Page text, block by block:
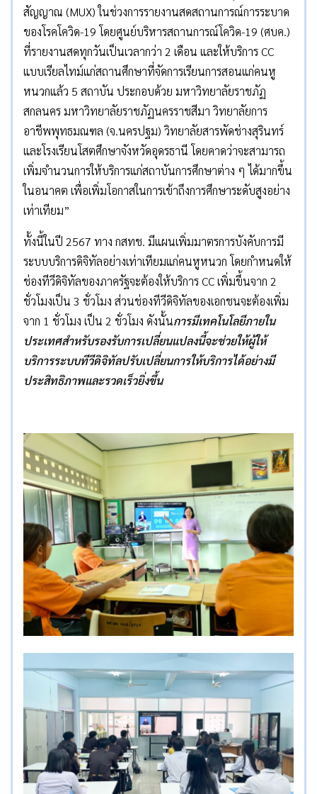
สัญญาณ (MUX) ในช่วงการรายงานสดสถานการณ์การระบาด
ของโรคโควิด-19 โดยศูนย์บริหารสถานการณ์โควิด-19 (ศบค.)
ที่รายงานสดทุกวันเป็นเวลากว่า 2 เดือน และให้บริการ CC
แบบเรียลไทม์แก่สถานศึกษาที่จัดการเรียนการสอนแก่คนหู
หนวกแล้ว 5 สถาบัน ประกอบด้วย มหาวิทยาลัยราชภัฏ
สกลนคร มหาวิทยาลัยราชภัฏนครราชสีมา วิทยาลัยการ
อาชีพพุทธมณฑล (จ.นครปฐม) วิทยาลัยสารพัดช่างสุรินทร์
และโรงเรียนโสตศึกษาจังหวัดอุดรธานี โดยคาดว่าจะสามารถ
เพิ่มจำนวนการให้บริการแก่สถาบันการศึกษาต่าง ๆ ได้มากขึ้น
ในอนาคต เพื่อเพิ่มโอกาสในการเข้าถึงการศึกษาระดับสูงอย่าง
เท่าเทียม”
ทั้งนี้ในปี 2567 ทาง กสทช. มีแผนเพิ่มมาตรการบังคับการมี
ระบบบริการดิจิทัลอย่างเท่าเทียมแก่คนหูหนวก โดยกำหนดให้
ช่องทีวีดิจิทัลของภาครัฐจะต้องให้บริการ CC เพิ่มขึ้นจาก 2
ชั่วโมงเป็น 3 ชั่วโมง ส่วนช่องทีวีดิจิทัลของเอกชนจะต้องเพิ่ม
จาก 1 ชั่วโมง เป็น 2 ชั่วโมง ดังนั้นการมีเทคโนโลยีภายใน
ประเทศสำหรับรองรับการเปลี่ยนแปลงนี้จะช่วยให้ผู้ให้
บริการระบบทีวีดิจิทัลปรับเปลี่ยนการให้บริการได้อย่างมี
ประสิทธิภาพและรวดเร็วยิ่งขึ้น